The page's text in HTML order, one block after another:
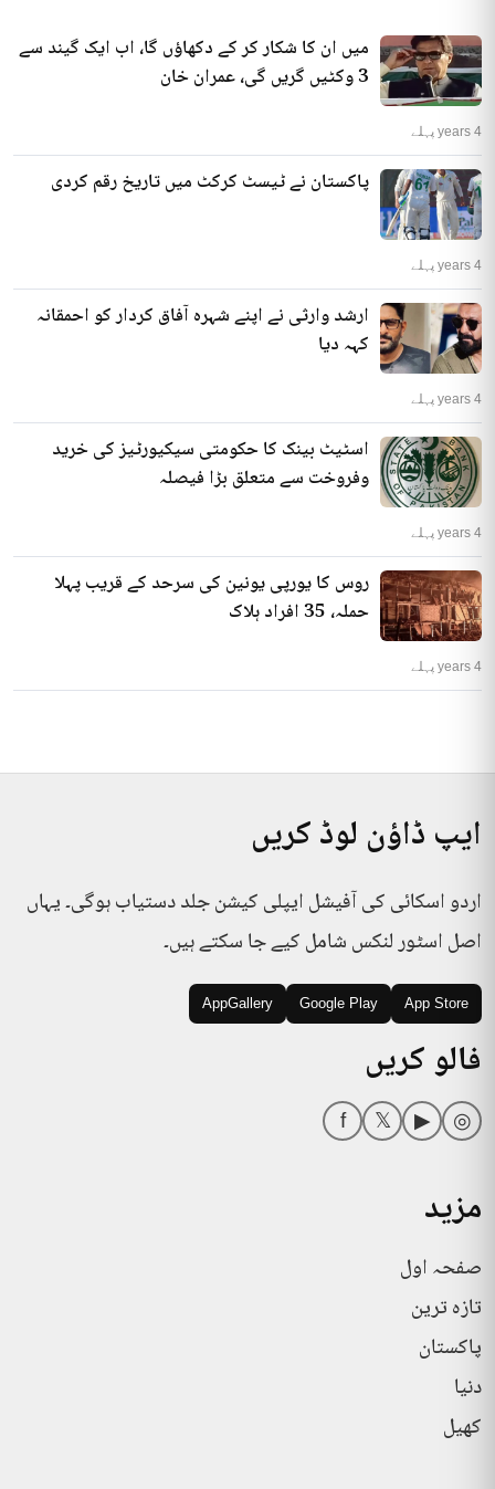
میں ان کا شکار کر کے دکھاؤں گا، اب ایک گیند سے
3 وکٹیں گریں گی، عمران خان
4 years پہلے
پاکستان نے ٹیسٹ کرکٹ میں تاریخ رقم کردی
4 years پہلے
ارشد وارثی نے اپنے شہرہ آفاق کردار کو احمقانہ
کہہ دیا
4 years پہلے
اسٹیٹ بینک کا حکومتی سیکیورٹیز کی خرید
وفروخت سے متعلق بڑا فیصلہ
4 years پہلے
روس کا یورپی یونین کی سرحد کے قریب پہلا
حملہ، 35 افراد ہلاک
4 years پہلے
ایپ ڈاؤن لوڈ کریں
اردو اسکائی کی آفیشل ایپلی کیشن جلد دستیاب ہوگی۔ یہاں
اصل اسٹور لنکس شامل کیے جا سکتے ہیں۔
App Store
Google Play
AppGallery
فالو کریں
◎
▶
𝕏
f
مزید
صفحہ اول
تازہ ترین
پاکستان
دنیا
کھیل